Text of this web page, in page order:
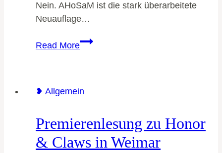
Nein. AHoSaM ist die stark überarbeitete
Neuauflage…
Read MoreA
and
–
Alle
Infos
❥ Allgemein
Premierenlesung zu Honor
& Claws in Weimar